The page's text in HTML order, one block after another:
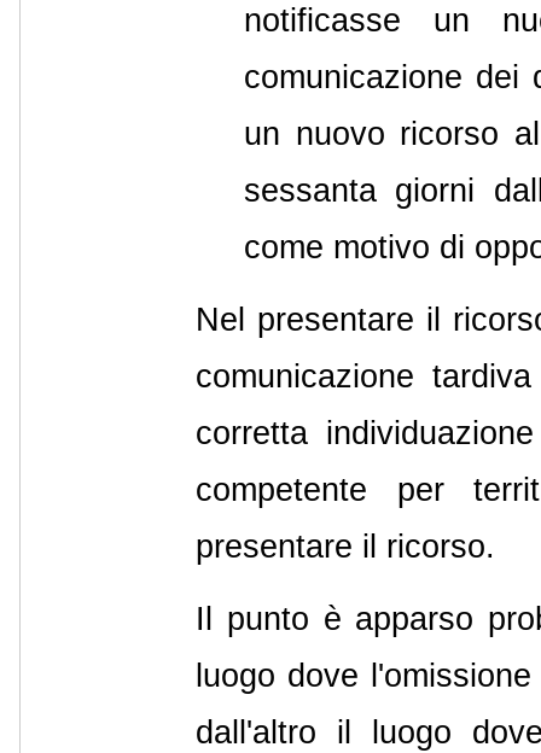
notificasse un
comunicazione dei
un nuovo ricorso
sessanta giorni
come motivo di
Nel presentare il
comunicazione
corretta
competente per
presentare il ricorso.
Il punto è apparso
luogo dove
dall'altro il luogo